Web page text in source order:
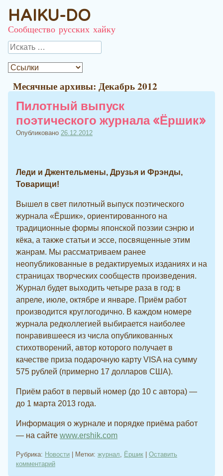
HAIKU-DO
Сообщество русских хайку
Поиск
Месячные архивы: Декабрь 2012
Пилотный выпуск
поэтического журнала «Ёршик»
Опубликовано 26.12.2012
Леди и Джентельмены, Друзья и Фрэнды,
Товарищи!
Вышел в свет пилотный выпуск поэтического
журнала «Ёршик», ориентированного на
традиционные формы японской поэзии сэнрю и
кёка, а также статьи и эссе, посвященные этим
жанрам. Мы рассматриваем ранее
неопубликованные в редактируемых изданиях и на
страницах творческих сообществ произведения.
Журнал будет выходить четыре раза в год: в
апреле, июле, октябре и январе. Приём работ
производится круглогодично. В каждом номере
журнала редколлегией выбирается наиболее
понравившееся из числа опубликованных
стихотворений, автор которого получает в
качестве приза подарочную карту VISA на сумму
575 рублей (примерно 17 долларов США).
Приём работ в первый номер (до 10 с автора) —
до 1 марта 2013 года.
Информация о журнале и порядке приёма работ
— на сайте www.ershik.com
Рубрика: Новости Метки: журнал Ёршик
Оставить
комментарий